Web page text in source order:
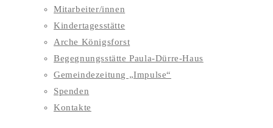
Mitarbeiter/innen
Kindertagesstätte
Arche Königsforst
Begegnungsstätte Paula-Dürre-Haus
Gemeindezeitung „Impulse“
Spenden
Kontakte